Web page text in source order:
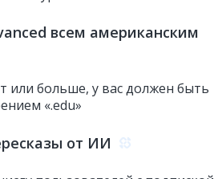
всем американским
или больше, у вас должен быть
«.edu»
от ИИ